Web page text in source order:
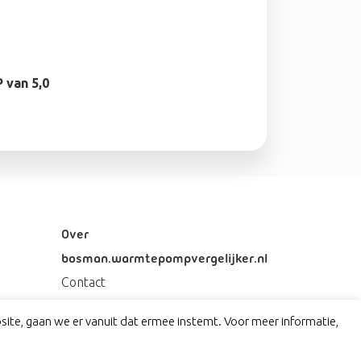
5,0
Over
bosman.warmtepompvergelijker.nl
Contact
Disclaimer
gaan we er vanuit dat ermee instemt. Voor meer informatie,